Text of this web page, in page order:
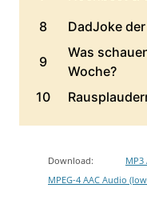
Download: MP3
MPEG-4 AAC Audio